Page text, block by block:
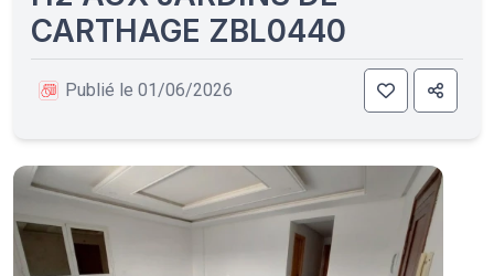
CARTHAGE ZBL0440
Publié le 01/06/2026